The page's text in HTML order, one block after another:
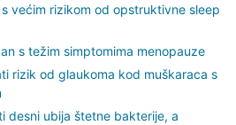
većim rizikom od opstruktivne sleep
s težim simptomima menopauze
rizik od glaukoma kod muškaraca s
desni ubija štetne bakterije, a